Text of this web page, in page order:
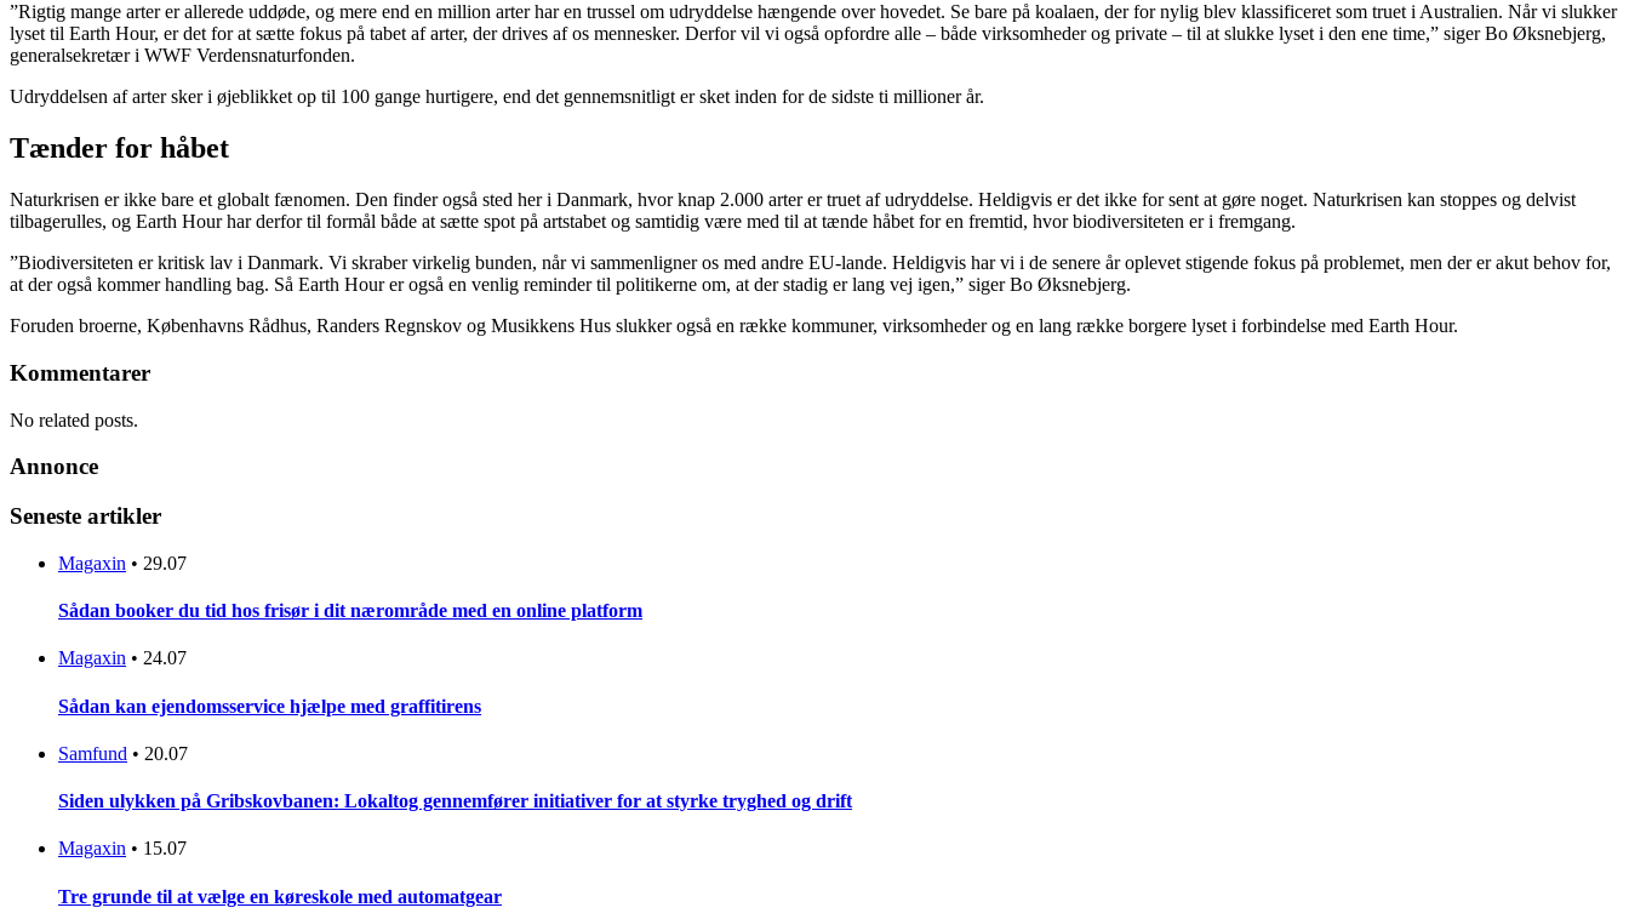
”Rigtig mange arter er allerede uddøde, og mere end en million arter har en trussel om udryddelse hængende over hovedet. Se bare på koalaen, der for nylig blev klassificeret som truet i Australien. Når vi slukker
lyset til Earth Hour, er det for at sætte fokus på tabet af arter, der drives af os mennesker. Derfor vil vi også opfordre alle – både virksomheder og private – til at slukke lyset i den ene time,” siger Bo Øksnebjerg,
generalsekretær i WWF Verdensnaturfonden.
Udryddelsen af arter sker i øjeblikket op til 100 gange hurtigere, end det gennemsnitligt er sket inden for de sidste ti millioner år.
Tænder for håbet
Naturkrisen er ikke bare et globalt fænomen. Den finder også sted her i Danmark, hvor knap 2.000 arter er truet af udryddelse. Heldigvis er det ikke for sent at gøre noget. Naturkrisen kan stoppes og delvist
tilbagerulles, og Earth Hour har derfor til formål både at sætte spot på artstabet og samtidig være med til at tænde håbet for en fremtid, hvor biodiversiteten er i fremgang.
”Biodiversiteten er kritisk lav i Danmark. Vi skraber virkelig bunden, når vi sammenligner os med andre EU-lande. Heldigvis har vi i de senere år oplevet stigende fokus på problemet, men der er akut behov for,
at der også kommer handling bag. Så Earth Hour er også en venlig reminder til politikerne om, at der stadig er lang vej igen,” siger Bo Øksnebjerg.
Foruden broerne, Københavns Rådhus, Randers Regnskov og Musikkens Hus slukker også en række kommuner, virksomheder og en lang række borgere lyset i forbindelse med Earth Hour.
Kommentarer
No related posts.
Annonce
Seneste artikler
Magaxin • 29.07
Sådan booker du tid hos frisør i dit nærområde med en online platform
Magaxin • 24.07
Sådan kan ejendomsservice hjælpe med graffitirens
Samfund • 20.07
Siden ulykken på Gribskovbanen: Lokaltog gennemfører initiativer for at styrke tryghed og drift
Magaxin • 15.07
Tre grunde til at vælge en køreskole med automatgear